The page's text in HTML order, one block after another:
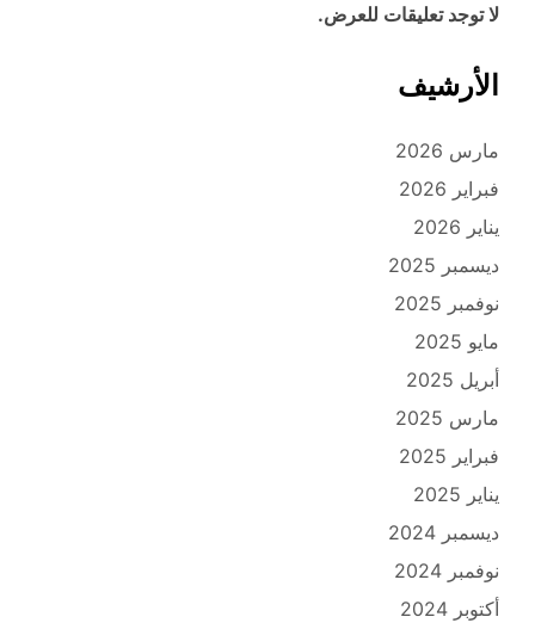
لا توجد تعليقات للعرض.
الأرشيف
مارس 2026
فبراير 2026
يناير 2026
ديسمبر 2025
نوفمبر 2025
مايو 2025
أبريل 2025
مارس 2025
فبراير 2025
يناير 2025
ديسمبر 2024
نوفمبر 2024
أكتوبر 2024